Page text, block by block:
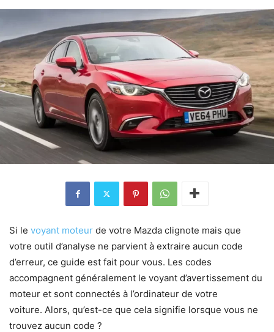
Si le voyant moteur de votre Mazda clignote mais que
votre outil d’analyse ne parvient à extraire aucun code
d’erreur, ce guide est fait pour vous. Les codes
accompagnent généralement le voyant d’avertissement du
moteur et sont connectés à l’ordinateur de votre
voiture. Alors, qu’est-ce que cela signifie lorsque vous ne
trouvez aucun code ?